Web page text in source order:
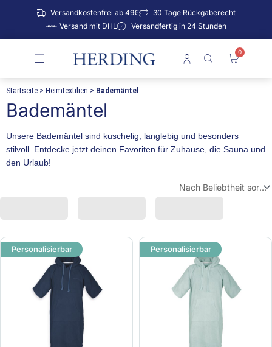
Versandkostenfrei ab 49€
30 Tage Rückgaberecht
Versand mit DHL
Versandfertig in 24 Stunden
0
Startseite > Heimtextilien > Bademäntel
Bademäntel
Unsere Bademäntel sind kuschelig, langlebig und besonders
stilvoll. Entdecke jetzt deinen Favoriten für Zuhause, die Sauna und
den Urlaub!
Personalisierbar Personalisierbar